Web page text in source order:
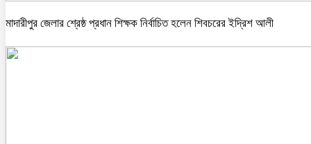
মাদারীপুর জেলার শ্রেষ্ঠ প্রধান শিক্ষক নির্বাচিত হলেন শিবচরের ইদ্রিশ আলী